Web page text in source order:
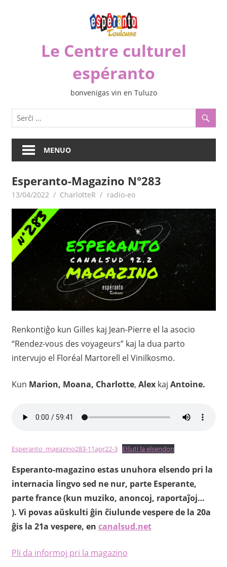
Le Centre culturel
espéranto
bonvenigas vin en Tuluzo
MENUO
Esperanto-Magazino N°283
13/04/2022 CharlotteR radio-eo
Renkontiĝo kun Gilles kaj Jean-Pierre el la asocio
“Rendez-vous des voyageurs” kaj la dua parto
intervujo el Floréal Martorell el Vinilkosmo.
Kun Marion, Moana, Charlotte, Alexkaj Antoine.
Esperanto_magazino283-11apr22-3 Elŝuti la elsendon
Esperanto-magazino estas unuhora elsendo pri la
internacia lingvo sed ne nur, parte Esperante,
parte france (kun muziko, anoncoj, raportaĵoj…
). Vi povas aŭskulti ĝin ĉiulunde vespere de la 20a
ĝis la 21a vespere, en canalsud.net
Pli da informoj pri la magazino